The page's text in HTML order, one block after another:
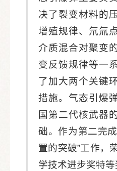
决了裂变材料的
增殖规律、氘氚
介质混合对聚变
变反馈规律等一
了加大两个关键
措施。气态引爆
国第二代核武器
础。作为第二完
置的突破”工作，
学技术进步奖特等